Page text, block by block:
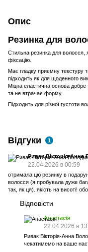
Опис
Резинка для
Стильна резинка для волосся,
фіксацію.
Має гладку приємну текстуру
підходить як для щоденного
Міцна еластична основа
та не втрачає форму.
Підходить для різної густоти
Відгуки 1
Ривак Вікторія-Анна
22.04.2026 в 00:59
отримала цю резинку в
волосся (я пробувала дуже
так, як ця). якість на висоті!
Відповісти
Анастасія
22.04.2026 в
Ривак Вікторія-Анна
чекатимемо на ваше